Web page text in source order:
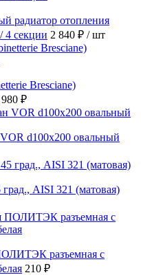
радиатор отопления
4 секции 2 840 ₽ / шт
Bresciane)
980 ₽
d100x200 овальный
AISI 321 (матовая)
разъемная с
210 ₽